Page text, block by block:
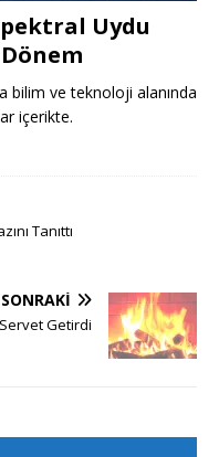
Uydu
bilim ve teknoloji alanında
içerikte.
Tanıttı
SONRAKI
Servet Getirdi